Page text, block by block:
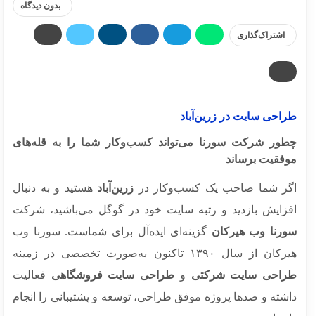
بدون دیدگاه
اشتراک‌گذاری
سایت در زرین‌آباد
شرکت سورنا می‌تواند کسب‌وکار شما را به قله‌های
برساند
شما صاحب یک کسب‌وکار درزرین‌آباد هستید و به دنبال
بازدید و رتبه سایت خود در گوگل می‌باشید، شرکت
وب هیرکانگزینه‌ای ایده‌آل برای شماست. سورنا وب
سال ۱۳۹۰ تاکنون به‌صورت تخصصی در زمینه
سایت شرکتیوطراحی سایت فروشگاهیفعالیت
و صدها پروژه موفق طراحی، توسعه و پشتیبانی را انجام